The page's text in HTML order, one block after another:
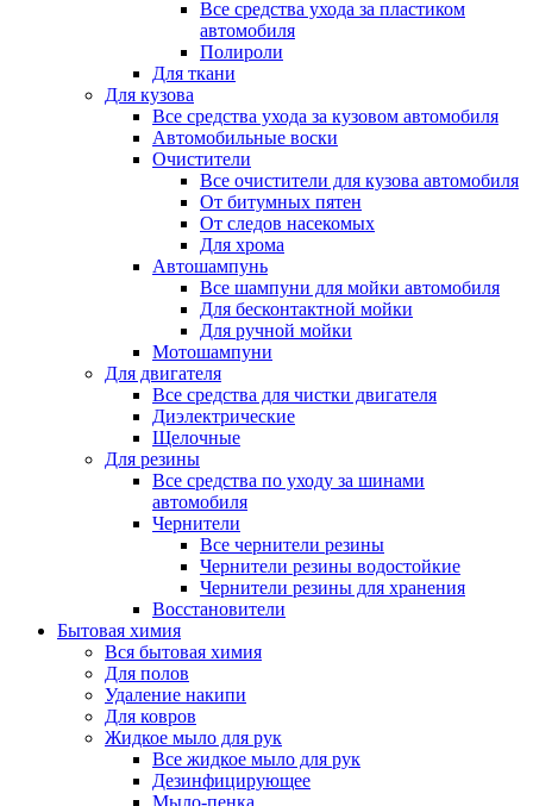
Все средства ухода за пластиком
автомобиля
Полироли
Для ткани
Для кузова
Все средства ухода за кузовом автомобиля
Автомобильные воски
Очистители
Все очистители для кузова автомобиля
От битумных пятен
От следов насекомых
Для хрома
Автошампунь
Все шампуни для мойки автомобиля
Для бесконтактной мойки
Для ручной мойки
Мотошампуни
Для двигателя
Все средства для чистки двигателя
Диэлектрические
Щелочные
Для резины
Все средства по уходу за шинами
автомобиля
Чернители
Все чернители резины
Чернители резины водостойкие
Чернители резины для хранения
Восстановители
Бытовая химия
Вся бытовая химия
Для полов
Удаление накипи
Для ковров
Жидкое мыло для рук
Все жидкое мыло для рук
Дезинфицирующее
Мыло-пенка